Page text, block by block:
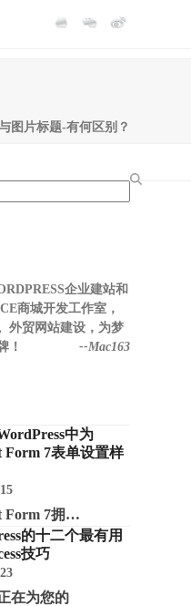
图片标题-有何区别？
企业建站和
商城开发工作室，
外贸网站建设，为梦
！
--Mac163
中为
Form 7表单设置样
Form 7拥…
的十二个最有用
技巧
在为您的